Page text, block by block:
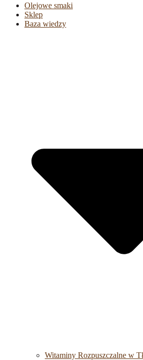
Olejowe smaki
Sklep
Baza wiedzy
Witaminy Rozpuszczalne w